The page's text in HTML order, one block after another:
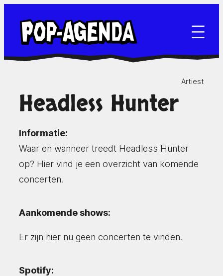
naar
inhoud
Artiest
Headless Hunter
Informatie:
Waar en wanneer treedt Headless Hunter
op? Hier vind je een overzicht van komende
concerten.
Aankomende shows:
Er zijn hier nu geen concerten te vinden.
Spotify: